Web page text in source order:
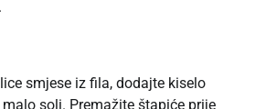
smjese iz fila, dodajte kiselo
soli. Premažite štapiće prije